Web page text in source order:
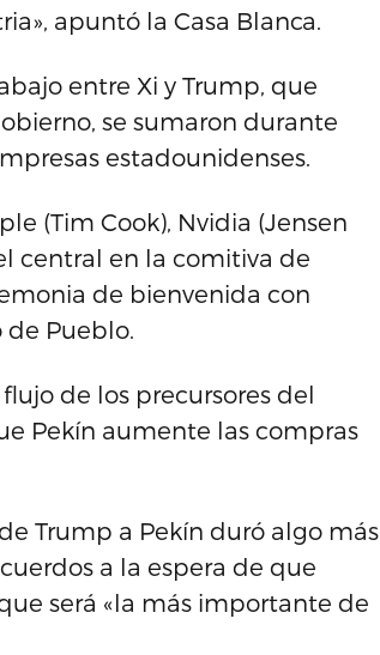
apuntó la Casa Blanca.
entre Xi y Trump, que
se sumaron durante
estadounidenses.
(Tim Cook), Nvidia (Jensen
central en la comitiva de
de bienvenida con
de Pueblo.
de los precursores del
Pekín aumente las compras
Trump a Pekín duró algo más
a la espera de que
será «la más importante de